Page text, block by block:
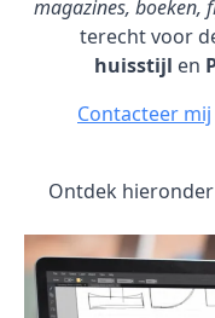
magazines, boeken,
terecht voor
huisstijl en
Contacteer mij
Ontdek